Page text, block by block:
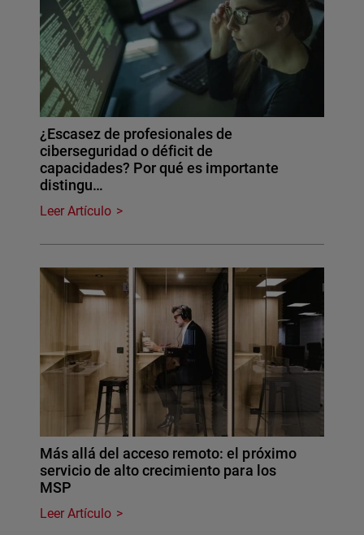
¿Escasez de profesionales de
ciberseguridad o déficit de
capacidades? Por qué es importante
distingu…
Leer Artículo
Más allá del acceso remoto: el próximo
servicio de alto crecimiento para los
MSP
Leer Artículo